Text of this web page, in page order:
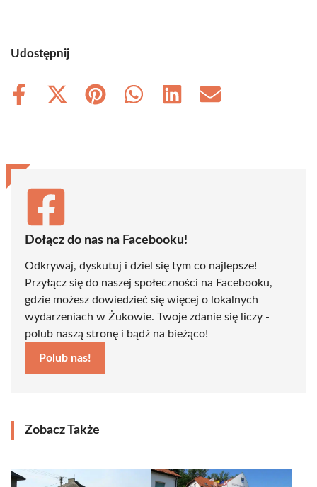
Udostępnij
Share
Share
(Twitter)
Share
Share
Share
Share
Dołącz do nas na Facebooku!
Odkrywaj, dyskutuj i dziel się tym co najlepsze!
Przyłącz się do naszej społeczności na Facebooku,
gdzie możesz dowiedzieć się więcej o lokalnych
wydarzeniach w Żukowie. Twoje zdanie się liczy -
polub naszą stronę i bądź na bieżąco!
Polub nas!
Zobacz Także